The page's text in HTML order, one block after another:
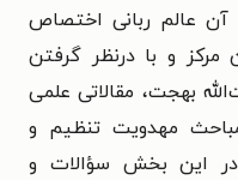
عالم ربانی اختصاص
مرکز و با درنظر گرفتن
بهجت، مقالاتی علمی
مهدویت تنظیم و
این بخش سؤالات و